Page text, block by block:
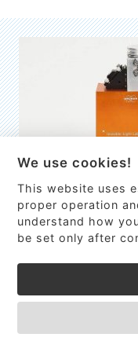
EMILIE
První nano-elektro-
We use cookies!
This website uses
proper operation
understand how
be set only after